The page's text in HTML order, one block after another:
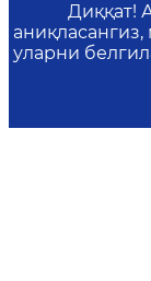
Диққат!
уларни